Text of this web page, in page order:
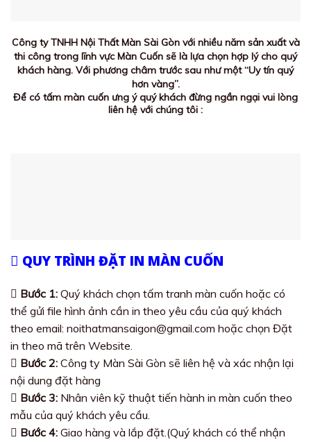
Công ty TNHH Nội Thất Màn Sài Gòn với nhiều năm sản xuất và
thi công trong lĩnh vực Màn Cuốn sẽ là lựa chọn hợp lý cho quý
khách hàng. Với phương châm trước sau như một “Uy tín quý
hơn vàng”.
Để có tấm màn cuốn ưng ý quý khách đừng ngần ngại vui lòng
liên hệ với chúng tôi :
QUY TRÌNH ĐẶT IN MÀN CUỐN
Bước 1: Quý khách chọn tấm tranh màn cuốn hoặc có
thể gửi file hình ảnh cần in theo yêu cầu của quý khách
theo email: noithatmansaigon@gmail.com hoặc chọn Đặt
in theo mã trên Website.
Bước 2: Công ty Màn Sài Gòn sẽ liên hệ và xác nhận lại
nội dung đặt hàng
Bước 3: Nhân viên kỹ thuật tiến hành in màn cuốn theo
mẫu của quý khách yêu cầu.
Bước 4: Giao hàng và lắp đặt.(Quý khách có thể nhận